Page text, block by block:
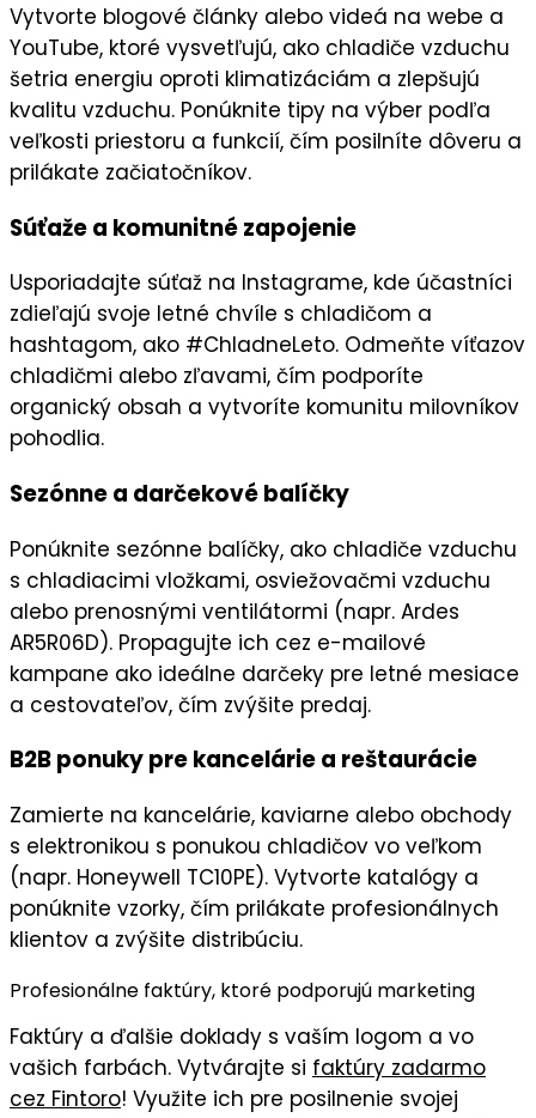
Vytvorte blogové články alebo videá na webe a
YouTube, ktoré vysvetľujú, ako chladiče vzduchu
šetria energiu oproti klimatizáciám a zlepšujú
kvalitu vzduchu. Ponúknite tipy na výber podľa
veľkosti priestoru a funkcií, čím posilníte dôveru a
prilákate začiatočníkov.
Súťaže a komunitné zapojenie
Usporiadajte súťaž na Instagrame, kde účastníci
zdieľajú svoje letné chvíle s chladičom a
hashtagom, ako #ChladneLeto. Odmeňte víťazov
chladičmi alebo zľavami, čím podporíte
organický obsah a vytvoríte komunitu milovníkov
pohodlia.
Sezónne a darčekové balíčky
Ponúknite sezónne balíčky, ako chladiče vzduchu
s chladiacimi vložkami, osviežovačmi vzduchu
alebo prenosnými ventilátormi (napr. Ardes
AR5R06D). Propagujte ich cez e-mailové
kampane ako ideálne darčeky pre letné mesiace
a cestovateľov, čím zvýšite predaj.
B2B ponuky pre kancelárie a reštaurácie
Zamierte na kancelárie, kaviarne alebo obchody
s elektronikou s ponukou chladičov vo veľkom
(napr. Honeywell TC10PE). Vytvorte katalógy a
ponúknite vzorky, čím prilákate profesionálnych
klientov a zvýšite distribúciu.
Profesionálne faktúry, ktoré podporujú marketing
Faktúry a ďalšie doklady s vaším logom a vo
vašich farbách. Vytvárajte si faktúry zadarmo
cez Fintoro! Využite ich pre posilnenie svojej